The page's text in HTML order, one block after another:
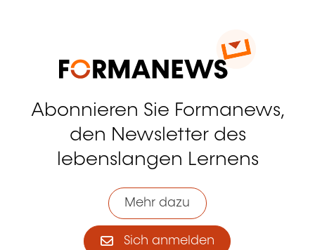
Abonnieren Sie Formanews,
den Newsletter des
lebenslangen Lernens
Mehr dazu
Sich anmelden